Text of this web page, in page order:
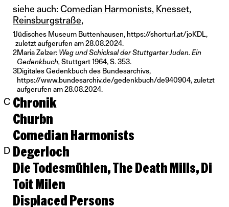
siehe auch:Comedian Harmonists Knesset
Reinsburgstraße
1Jüdisches Museum Buttenhausen, https://shorturl.at/joKDL,
zuletzt aufgerufen am 28.08.2024.
2Maria Zelzer: Weg und Schicksal der Stuttgarter Juden. Ein
Gedenkbuch, Stuttgart 1964, S. 353.
3Digitales Gedenkbuch des Bundesarchivs,
https://www.bundesarchiv.de/gedenkbuch/de940904,zuletzt
aufgerufen am 28.08.2024.
C Chronik
Churbn
Comedian Harmonists
D Degerloch
Die Todesmühlen, The Death Mills, Di
Toit Milen
Displaced Persons